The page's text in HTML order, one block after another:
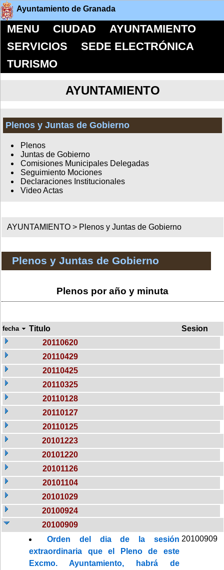
Ayuntamiento de Granada
MENU CIUDAD
AYUNTAMIENTO
SERVICIOS
SEDE ELECTRÓNICA
TURISMO
AYUNTAMIENTO
Plenos y Juntas de Gobierno
Plenos
Juntas de Gobierno
Comisiones Municipales Delegadas
Seguimiento Mociones
Declaraciones Institucionales
Video Actas
AYUNTAMIENTO > Plenos y Juntas de Gobierno
Plenos y Juntas de Gobierno
Plenos por año y minuta
fecha Titulo
Sesion
20110620
20110429
20110425
20110325
20110128
20110127
20110125
20101223
20101220
20101126
20101104
20101029
20100924
20100909
Orden del dia de la sesión
extraordinaria que el Pleno de este
Excmo. Ayuntamiento, habrá de
20100909